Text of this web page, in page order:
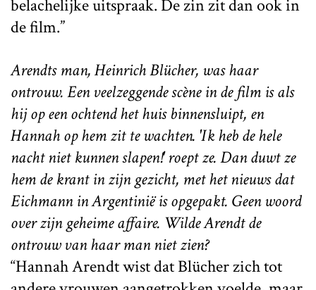
belachelijke uitspraak. De zin zit dan ook in
de film.”
Arendts man, Heinrich Blücher, was haar
ontrouw. Een veelzeggende scène in de film is als
hij op een ochtend het huis binnensluipt, en
Hannah op hem zit te wachten. 'Ik heb de hele
nacht niet kunnen slapen!' roept ze. Dan duwt ze
hem de krant in zijn gezicht, met het nieuws dat
Eichmann in Argentinië is opgepakt. Geen woord
over zijn geheime affaire. Wilde Arendt de
ontrouw van haar man niet zien?
“Hannah Arendt wist dat Blücher zich tot